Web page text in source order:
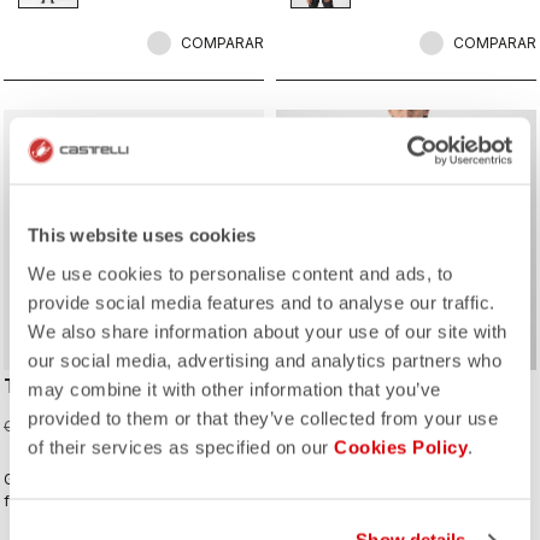
This website uses cookies
We use cookies to personalise content and ads, to
provide social media features and to analyse our traffic.
We also share information about your use of our site with
our social media, advertising and analytics partners who
may combine it with other information that you’ve
provided to them or that they’ve collected from your use
of their services as specified on our Cookies Policy.
COMPARAR COMPARAR
50% OFF
TUTTO NANO GLOVE
CAD50.00 CAD25.00
Guante ideal para las temperaturas
frescas fabricado con el tejido Nano
SFIDA 2 JERSEY FZ
CAD215.00 CAD107.50